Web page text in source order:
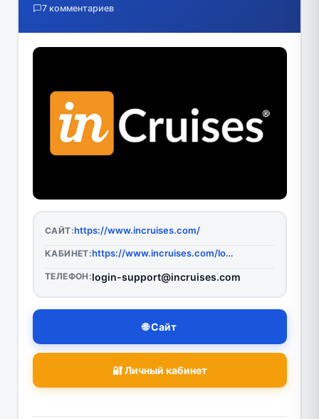
7 комментариев
САЙТ:https://www.incruises.com/
КАБИНЕТ: https://www.incruises.com/login
ТЕЛЕФОН:login-support@incruises.com
🌐 Сайт
🔐 Личный кабинет